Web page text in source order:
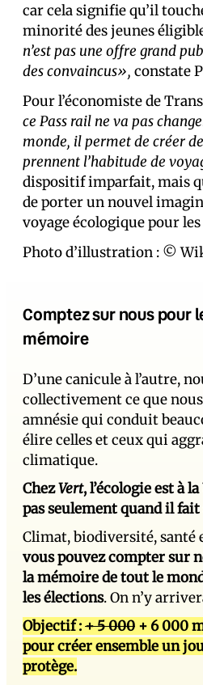
car cela signifie qu’il
minorité des jeunes
n’est pas une offre grand
des convaincus», constate
Pour l’économiste de
ce Pass rail ne va pas
monde, il permet de créer
prennent l’habitude de
dispositif imparfait, mais
de porter un nouvel
voyage écologique pour
Photo d’illustration : ©
Comptez sur nous pour
mémoire
D’une canicule à l’autre,
collectivement ce que
amnésie qui conduit
élire celles et ceux qui
climatique.
ChezVert, l’écologie est à
pas seulement quand il fait
Climat, biodiversité, santé
vous pouvez compter sur
la mémoire de tout le
les élections. On n’y
Objectif :+ 5 000 + 6 000
pour créer ensemble un
protège.